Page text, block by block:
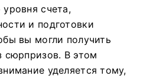
счета,
и подготовки
вы могли получить
сюрпризов. В этом
уделяется тому,